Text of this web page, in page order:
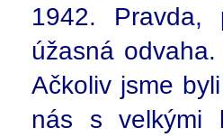
1942. Pravda,
úžasná
Ačkoliv jsme
nás s velkými